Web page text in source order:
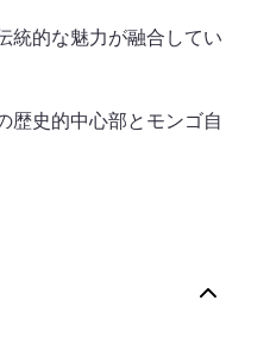
統的な魅力が融合してい
歴史的中心部とモンゴ自